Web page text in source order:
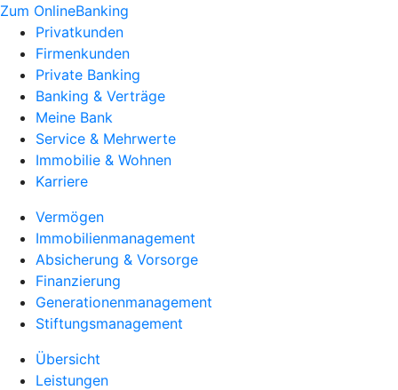
Zum OnlineBanking
Privatkunden
Firmenkunden
Private Banking
Banking & Verträge
Meine Bank
Service & Mehrwerte
Immobilie & Wohnen
Karriere
Vermögen
Immobilienmanagement
Absicherung & Vorsorge
Finanzierung
Generationenmanagement
Stiftungsmanagement
Übersicht
Leistungen